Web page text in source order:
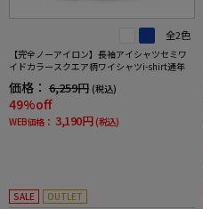
全2色
【完全ノーアイロン】長袖アイシャツセミワ
イドカラースクエア柄ワイシャツi-shirt通年
価格： 6,259円 (税込)
49%off
WEB価格： 3,190円 (税込)
SALE OUTLET